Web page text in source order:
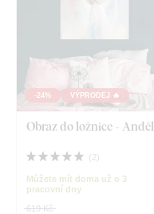
-24% VÝPRODEJ 🔥
Obraz do ložnice - Anděl
( 2)
Můžete mít doma už o 3
pracovní dny
619 Kč